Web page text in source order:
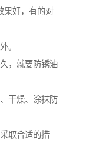
果好，有的对
。
，就要防锈油
干燥、涂抹防
取合适的措